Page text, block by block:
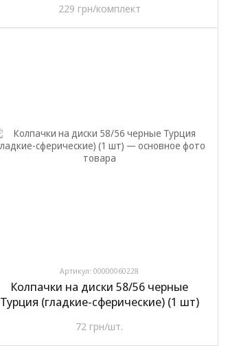
229 грн/комплект
Артикул: 00000060228
Колпачки на диски 58/56 черные
Турция (гладкие-сферические) (1 шт)
72 грн/шт.